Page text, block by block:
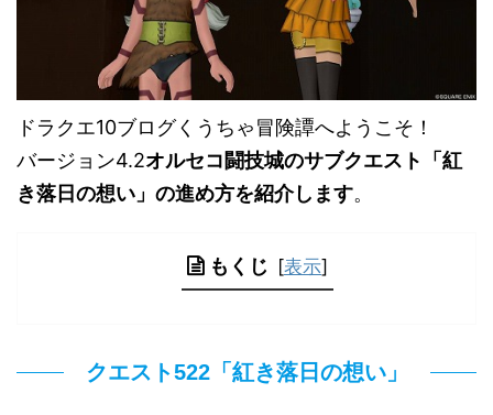
ドラクエ10ブログくうちゃ冒険譚へようこそ！
バージョン4.2オルセコ闘技城のサブクエスト「紅
き落日の想い」の進め方を紹介します。
もくじ [表示]
クエスト522「紅き落日の想い」